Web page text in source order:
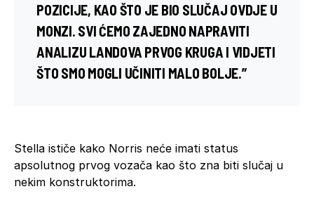
POZICIJE, KAO ŠTO JE BIO SLUČAJ OVDJE U
MONZI. SVI ĆEMO ZAJEDNO NAPRAVITI
ANALIZU LANDOVA PRVOG KRUGA I VIDJETI
ŠTO SMO MOGLI UČINITI MALO BOLJE.”
Stella ističe kako Norris neće imati status
apsolutnog prvog vozača kao što zna biti slučaj u
nekim konstruktorima.